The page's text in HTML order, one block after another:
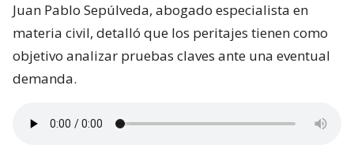
Juan Pablo Sepúlveda, abogado especialista en
materia civil, detalló que los peritajes tienen como
objetivo analizar pruebas claves ante una eventual
demanda.